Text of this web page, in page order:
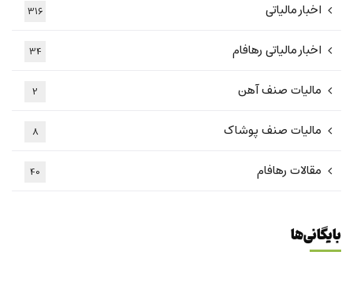
اخبار مالیاتی 316
اخبار مالیاتی رهافام 34
مالیات صنف آهن 2
مالیات صنف پوشاک 8
مقالات رهافام 40
بایگانی‌ها